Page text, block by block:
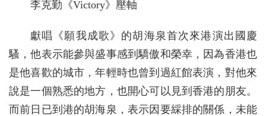
李克勤《Victory》壓軸
獻唱《願我成歌》的胡海泉首次來港演出國慶
騷，他表示能參與盛事感到驕傲和榮幸，因為香港也
是他喜歡的城市，年輕時也曾到過紅館表演，對他來
說是一個熟悉的地方，也開心可以見到香港的朋友。
而前日已到港的胡海泉，表示因要綵排的關係，未能